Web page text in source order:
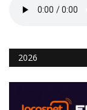
2026